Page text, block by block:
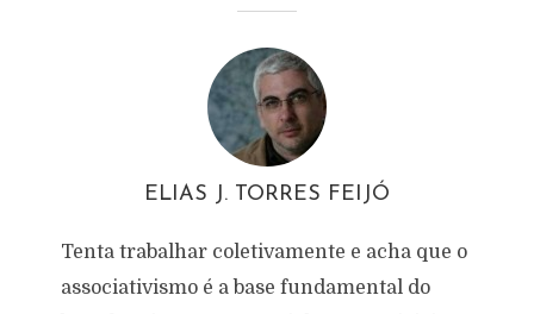
ELIAS J. TORRES FEIJÓ
Tenta trabalhar coletivamente e acha que o
associativismo é a base fundamental do